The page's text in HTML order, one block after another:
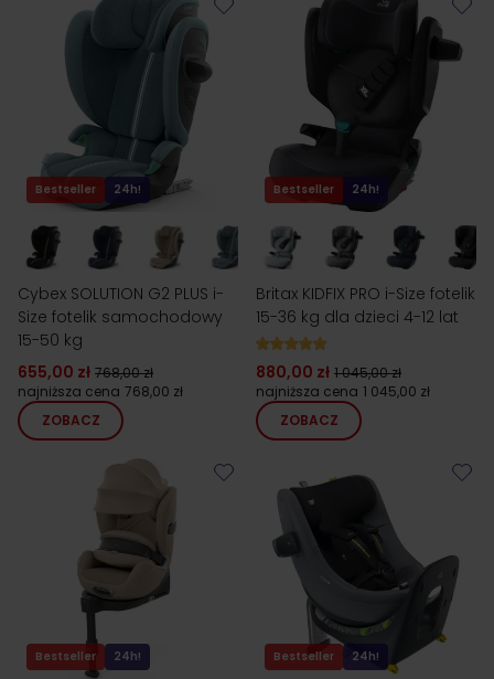
Bestseller 24h!
Cybex SOLUTION G2 PLUS i-
Size fotelik samochodowy
15-50 kg
655,00 zł 768,00 zł
najniższa cena 768,00 zł
ZOBACZ
Bestseller 24h!
Britax KIDFIX PRO i-Size fotelik
15-36 kg dla dzieci 4-12 lat
880,00 zł 1 045,00 zł
najniższa cena 1 045,00 zł
ZOBACZ
Bestseller 24h! Bestseller 24h!